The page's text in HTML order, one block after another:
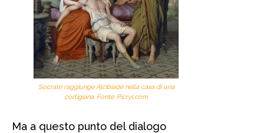
Socrate raggiunge Alcibiade nella casa di una
cortigiana. Fonte: Picryl.com
Ma a questo punto del dialogo